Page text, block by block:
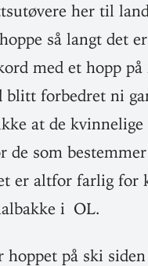
her til
så langt det
med et hopp på
blitt for­bedret ni
at de kvin­nelige
som
er altfor farlig for
i OL.
på ski